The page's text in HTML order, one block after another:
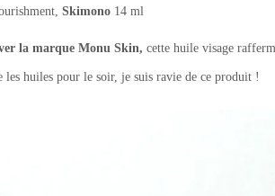
Skimono 14 ml
la marque Monu Skin, cette huile visage
huiles pour le soir, je suis ravie de ce produit !